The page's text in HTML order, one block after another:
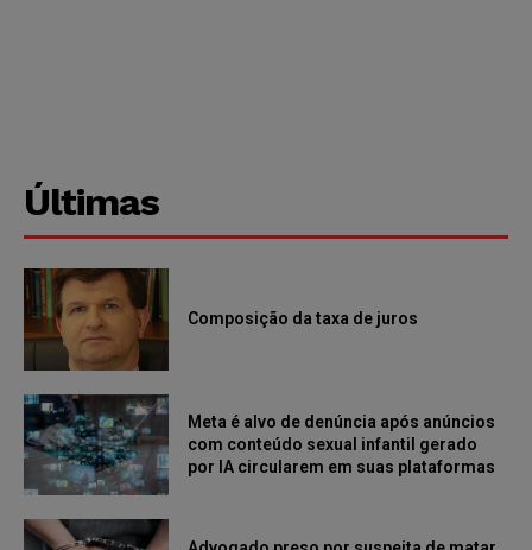
Últimas
Composição da taxa de juros
Meta é alvo de denúncia após anúncios
com conteúdo sexual infantil gerado
por IA circularem em suas plataformas